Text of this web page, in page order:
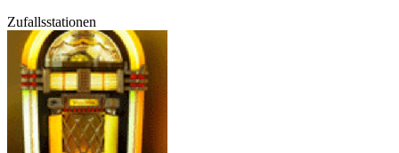
Zufallsstationen